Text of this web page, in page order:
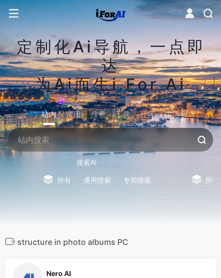
定制化Ai导航，一点即
达
为Ai而生i For Ai
站内 常用 搜索 工具 社区 生活
搜索AI
所有 通用搜索 专用搜索 所有
structure in photo albums PC
Nero AI